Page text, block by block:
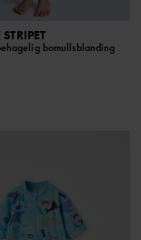
bomullsblanding